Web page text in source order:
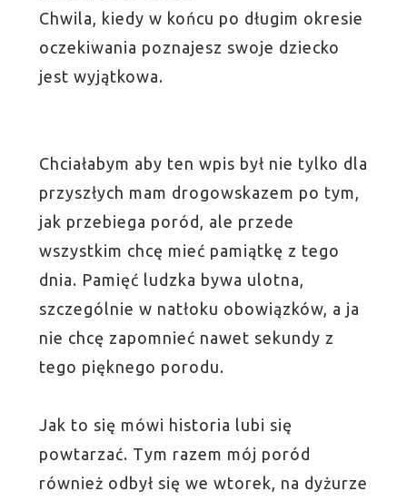
Chwila, kiedy w końcu po długim okresie
oczekiwania poznajesz swoje dziecko
jest wyjątkowa.
Chciałabym aby ten wpis był nie tylko dla
przyszłych mam drogowskazem po tym,
jak przebiega poród, ale przede
wszystkim chcę mieć pamiątkę z tego
dnia. Pamięć ludzka bywa ulotna,
szczególnie w natłoku obowiązków, a ja
nie chcę zapomnieć nawet sekundy z
tego pięknego porodu.
Jak to się mówi historia lubi się
powtarzać. Tym razem mój poród
również odbył się we wtorek, na dyżurze